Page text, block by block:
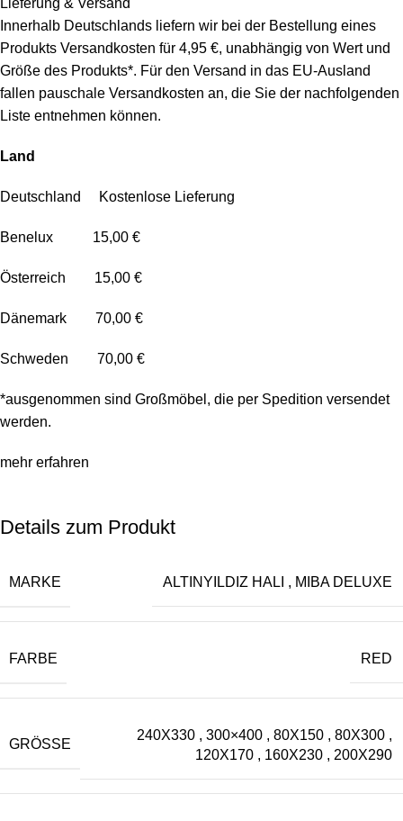
Innerhalb Deutschlands liefern wir bei der Bestellung eines
Produkts Versandkosten für 4,95 €, unabhängig von Wert und
Größe des Produkts*. Für den Versand in das EU-Ausland
fallen pauschale Versandkosten an, die Sie der nachfolgenden
Liste entnehmen können.
Land
Deutschland Kostenlose Lieferung
Benelux 15,00 €
Österreich 15,00 €
Dänemark 70,00 €
Schweden 70,00 €
*ausgenommen sind Großmöbel, die per Spedition versendet
werden.
mehr erfahren
Details zum Produkt
MARKE ALTINYILDIZ HALI , MIBA DELUXE
FARBE RED
GRÖSSE
240X330 , 300×400 , 80X150 , 80X300 ,
120X170 , 160X230 , 200X290